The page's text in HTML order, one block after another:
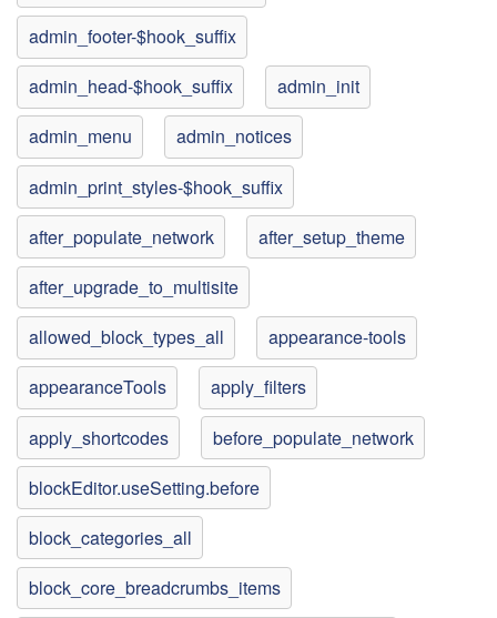
admin_footer-$hook_suffix
admin_head-$hook_suffix
admin_init
admin_menu
admin_notices
admin_print_styles-$hook_suffix
after_populate_network
after_setup_theme
after_upgrade_to_multisite
allowed_block_types_all
appearance-tools
appearanceTools
apply_filters
apply_shortcodes
before_populate_network
blockEditor.useSetting.before
block_categories_all
block_core_breadcrumbs_items